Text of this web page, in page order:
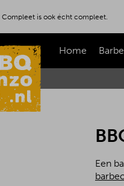
Compleet is ook écht compleet.
Home
Een